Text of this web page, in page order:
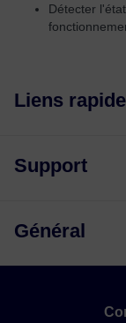
Détecter
Liens
Support
Général